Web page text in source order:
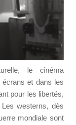
le cinéma
et dans les
pour les libertés,
westerns, dès
mondiale sont